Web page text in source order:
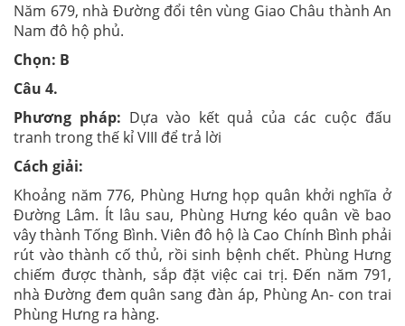
Năm 679, nhà Đường đổi tên vùng Giao Châu thành An
Nam đô hộ phủ.
Chọn: B
Câu 4.
Phương pháp: Dựa vào kết quả của các cuộc đấu
tranh trong thế kỉ VIII để trả lời
Cách giải:
Khoảng năm 776, Phùng Hưng họp quân khởi nghĩa ở
Đường Lâm. Ít lâu sau, Phùng Hưng kéo quân về bao
vây thành Tống Bình. Viên đô hộ là Cao Chính Bình phải
rút vào thành cố thủ, rồi sinh bệnh chết. Phùng Hưng
chiếm được thành, sắp đặt việc cai trị. Đến năm 791,
nhà Đường đem quân sang đàn áp, Phùng An- con trai
Phùng Hưng ra hàng.